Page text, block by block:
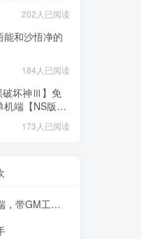
202人已阅读
能和沙悟净的
184人已阅读
破坏神Ⅲ】免
机端【NS版
173人已阅读
法丰富，功能齐全